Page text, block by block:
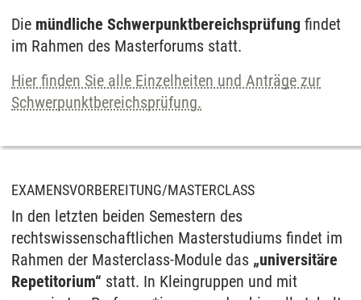
Die mündliche Schwerpunktbereichsprüfung findet
im Rahmen des Masterforums statt.
Hier finden Sie alle Einzelheiten und Anträge zur
Schwerpunktbereichsprüfung.
EXAMENSVORBEREITUNG/MASTERCLASS
In den letzten beiden Semestern des
rechtswissenschaftlichen Masterstudiums findet im
Rahmen der Masterclass-Module das „universitäre
Repetitorium“ statt. In Kleingruppen und mit